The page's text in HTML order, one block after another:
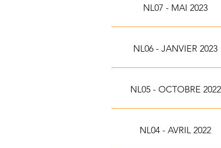
NL07 - MAI 2023
NL06 - JANVIER 2023
NL05 - OCTOBRE 2022
NL04 - AVRIL 2022